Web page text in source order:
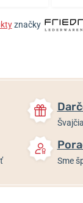
značky
Sme